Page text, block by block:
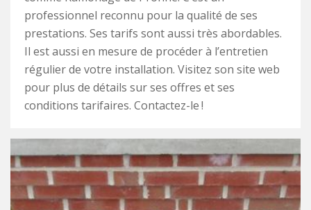
professionnel reconnu pour la qualité de ses
prestations. Ses tarifs sont aussi très abordables.
Il est aussi en mesure de procéder à l’entretien
régulier de votre installation. Visitez son site web
pour plus de détails sur ses offres et ses
conditions tarifaires. Contactez-le !